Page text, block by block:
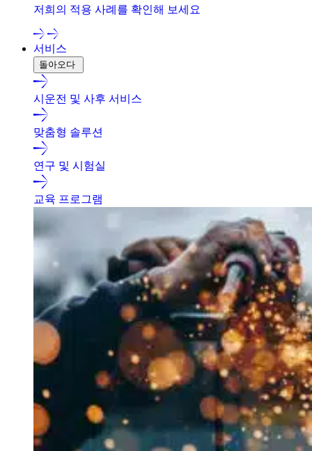
저희의 적용 사례를 확인해 보세요
서비스
돌아오다
시운전 및 사후 서비스
맞춤형 솔루션
연구 및 시험실
교육 프로그램